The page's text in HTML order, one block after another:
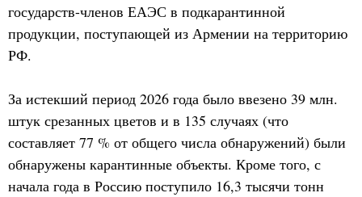
государств-членов ЕАЭС в подкарантинной
продукции, поступающей из Армении на территорию
РФ.
За истекший период 2026 года было ввезено 39 млн.
штук срезанных цветов и в 135 случаях (что
составляет 77 % от общего числа обнаружений) были
обнаружены карантинные объекты. Кроме того, с
начала года в Россию поступило 16,3 тысячи тонн